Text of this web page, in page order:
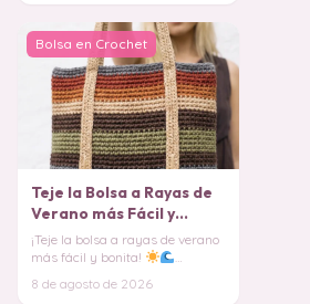
Bolsa en Crochet
Teje la Bolsa a Rayas de
Verano más Fácil y
Bonita (Patrón Gratis)
¡Teje la bolsa a rayas de verano
más fácil y bonita!
gratis paso a
8 de agosto de 2026